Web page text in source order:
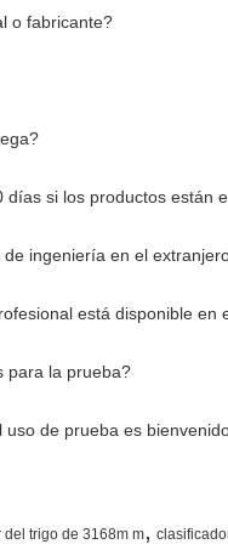
o fabricante?
días si los productos están
ingeniería en el
está disponible
para la prueba?
de prueba es
trigo de 3168m m,